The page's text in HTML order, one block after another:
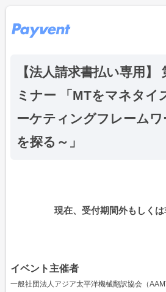
【法人請求書払い専用
ミナー 「MTをマネタイ
ーケティングフレーム
を探る～」
現在、受付期間外もしくは
イベント主催者
一般社団法人アジア太平洋機械翻訳協会（